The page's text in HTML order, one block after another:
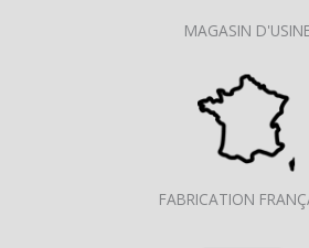
MAGASIN
FABRICATION